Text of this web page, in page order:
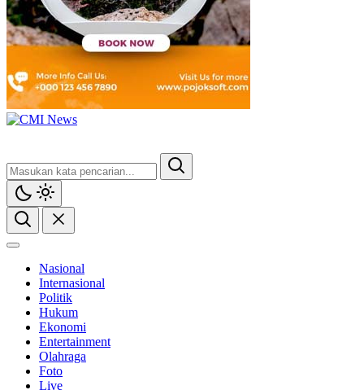
Nasional
Internasional
Politik
Hukum
Ekonomi
Entertainment
Olahraga
Foto
Live